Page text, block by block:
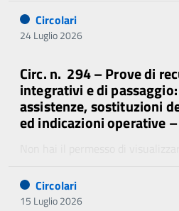
Circolari
24 Luglio 2026
Circ. n. 294 – Prove di
integrativi e di
assistenze, sostituzioni
ed indicazioni operative
Circolari
15 Luglio 2026